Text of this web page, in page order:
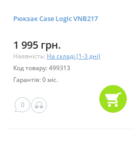
Рюкзак Case Logic VNB217
1 995 грн.
Наявність: На складі (1-3 дні)
Код товару: 499313
Гарантія: 0 міс.
0